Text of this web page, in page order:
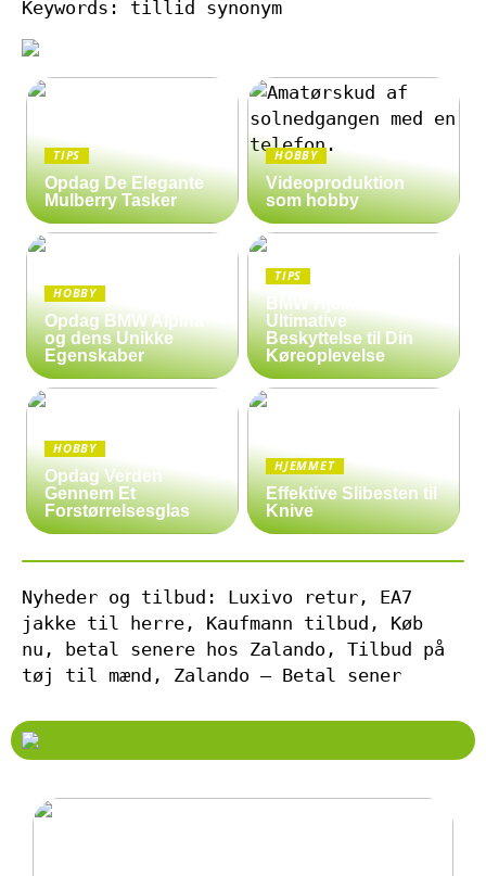
Keywords: tillid synonym
TIPS
Opdag De Elegante
Mulberry Tasker
HOBBY
Videoproduktion
som hobby
HOBBY
Opdag BMW Alpina
og dens Unikke
Egenskaber
TIPS
BMW Hjelm: Den
Ultimative
Beskyttelse til Din
Køreoplevelse
HOBBY
Opdag Verden
Gennem Et
Forstørrelsesglas
HJEMMET
Effektive Slibesten til
Knive
Nyheder og tilbud: Luxivo retur, EA7
jakke til herre, Kaufmann tilbud, Køb
nu, betal senere hos Zalando, Tilbud på
tøj til mænd, Zalando – Betal sener